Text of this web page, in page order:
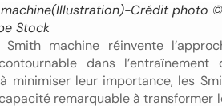
Crédit photo ©
Stock
machine réinvente
dans l’entraînement
minimiser leur importance, les
remarquable à transformer